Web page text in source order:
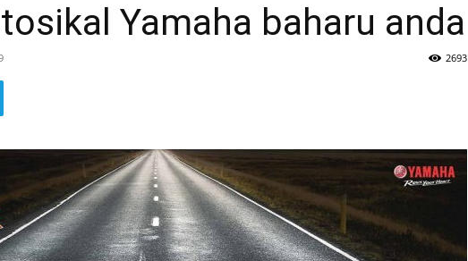
Yamaha baharu anda
2693